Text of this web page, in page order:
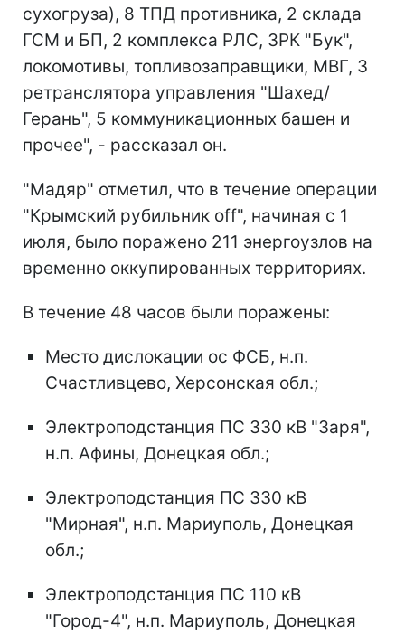
сухогруза), 8 ТПД противника, 2 склада
ГСМ и БП, 2 комплекса РЛС, ЗРК "Бук",
локомотивы, топливозаправщики, МВГ, 3
ретранслятора управления "Шахед/
Герань", 5 коммуникационных башен и
прочее", - рассказал он.
"Мадяр" отметил, что в течение операции
"Крымский рубильник off", начиная с 1
июля, было поражено 211 энергоузлов на
временно оккупированных территориях.
В течение 48 часов были поражены:
Место дислокации ос ФСБ, н.п.
Счастливцево, Херсонская обл.;
Электроподстанция ПС 330 кВ "Заря",
н.п. Афины, Донецкая обл.;
Электроподстанция ПС 330 кВ
"Мирная", н.п. Мариуполь, Донецкая
обл.;
Электроподстанция ПС 110 кВ
"Город-4", н.п. Мариуполь, Донецкая